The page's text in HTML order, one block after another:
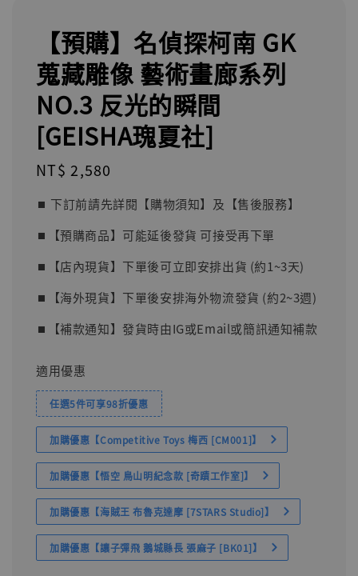
【預購】名偵探柯南 GK
蒐藏雕像 藝術畫廊系列
NO.3 反光的瞬間
[GEISHA瑰夏社]
Regular
NT$ 2,580
⏹︎ 下訂前請先詳閱【購物須知】及【售後服務】
⏹︎【預購商品】可能延後發貨 可接受再下單
⏹︎【店內現貨】下單後可立即安排出貨 (約1~3天)
⏹︎【海外現貨】下單後安排海外物流發貨 (約2~3週)
⏹︎【補款通知】發貨時由IG或Email或簡訊通知補款
適用優惠
任選5件可享98折優惠
加購優惠【Competitive Toys 梅西 [CM001]】
加購優惠【悟空 鳥山明紀念款 [奇蹟工作室]】
加購優惠【海賊王 布魯克達摩 [7STARS Studio]】
加購優惠【讓子彈飛 鵝城縣長 張麻子 [BK01]】